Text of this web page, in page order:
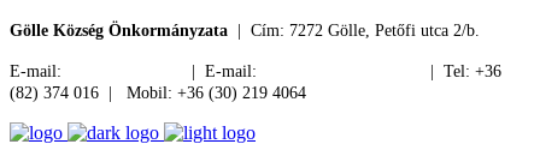
Gölle Község Önkormányzata | Cím: 7272 Gölle, Petőfi utca 2/b.
E-mail: | E-mail:
| Tel: +36
(82) 374 016 | Mobil: +36 (30) 219 4064